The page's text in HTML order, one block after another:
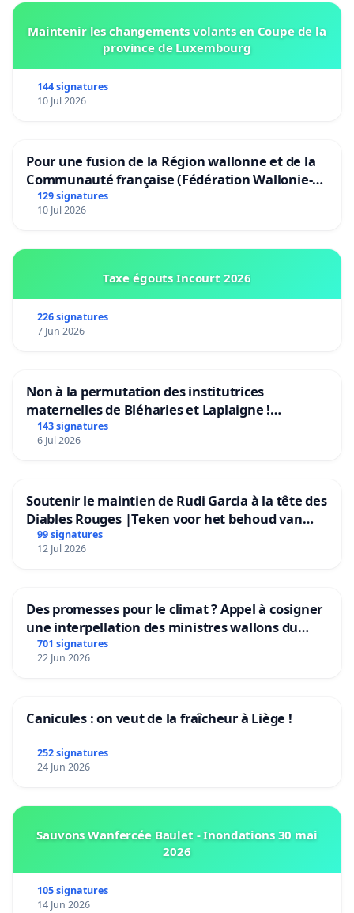
Maintenir les changements volants en Coupe de la
province de Luxembourg
144 signatures
10 Jul 2026
Pour une fusion de la Région wallonne et de la
Communauté française (Fédération Wallonie-
Bruxelles)
129 signatures
10 Jul 2026
Taxe égouts Incourt 2026
226 signatures
7 Jun 2026
Non à la permutation des institutrices
maternelles de Bléharies et Laplaigne !
Préservons la stabilité de nos enfants.
143 signatures
6 Jul 2026
Soutenir le maintien de Rudi Garcia à la tête des
Diables Rouges |Teken voor het behoud van
Rudi Garcia als bondscoach
99 signatures
12 Jul 2026
Des promesses pour le climat ? Appel à cosigner
une interpellation des ministres wallons du
climat et de l’environnement.
701 signatures
22 Jun 2026
Canicules : on veut de la fraîcheur à Liège !
252 signatures
24 Jun 2026
Sauvons Wanfercée Baulet - Inondations 30 mai
2026
105 signatures
14 Jun 2026